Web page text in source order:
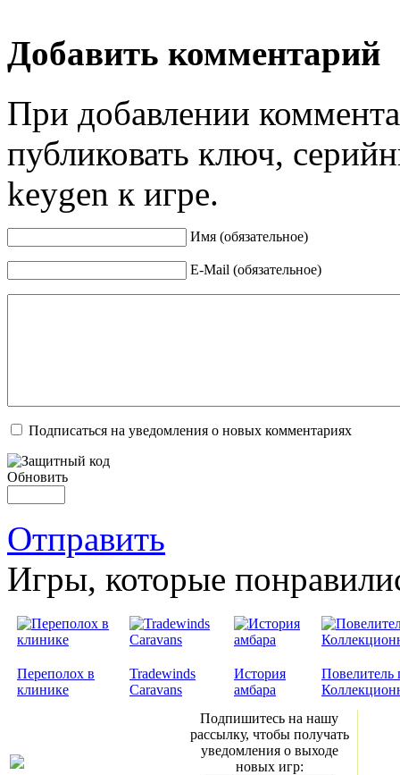
Добавить комментарий
При добавлении
публиковать ключ,
keygen к игре.
Имя (обязательное)
E-Mail (обязательное)
Подписаться на уведомления о новых комментариях
Обновить
Отправить
Игры, которые
Переполох в
клинике
Tradewinds
Caravans
История
амбара
Повелитель
Подпишитесь на нашу
рассылку, чтобы получать
уведомления о выходе
новых игр: